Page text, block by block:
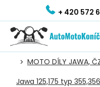
obsah
+ 420 572
MOTO DÍLY JAWA,
Jawa 125,175 typ 355,356